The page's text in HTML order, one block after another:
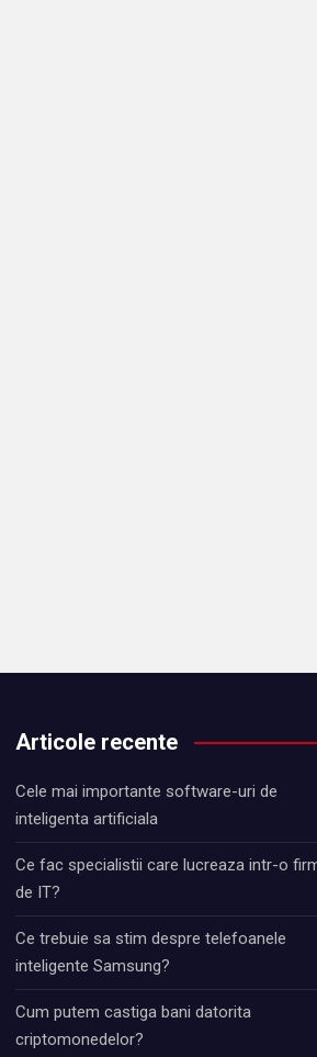
Articole recente
Cele mai importante software-uri de
inteligenta artificiala
Ce fac specialistii care lucreaza intr-o
de IT?
Ce trebuie sa stim despre telefoanele
inteligente Samsung?
Cum putem castiga bani datorita
criptomonedelor?